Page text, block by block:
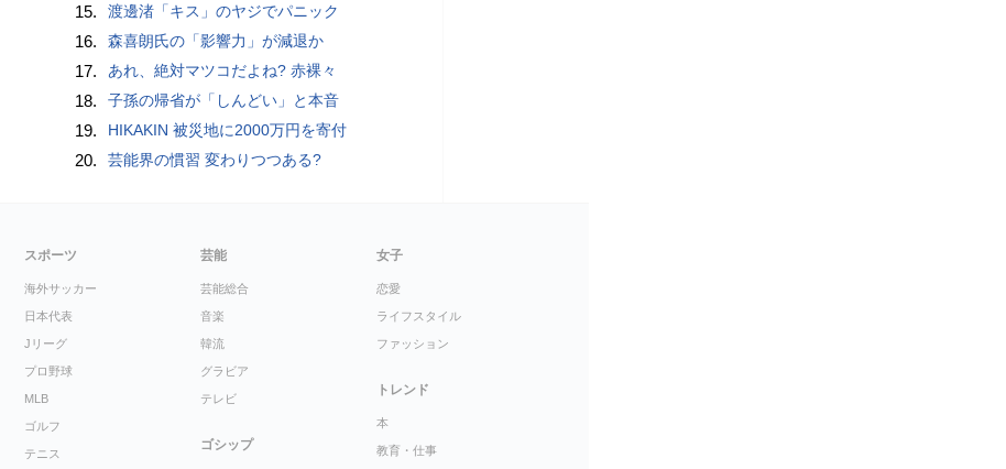
15. 渡邊渚「キス」のヤジでパニック
16. 森喜朗氏の「影響力」が減退か
17. あれ、絶対マツコだよね? 赤裸々
18. 子孫の帰省が「しんどい」と本音
19. HIKAKIN 被災地に2000万円を寄付
20. 芸能界の慣習 変わりつつある?
スポーツ
海外サッカー
日本代表
Jリーグ
プロ野球
MLB
ゴルフ
テニス
芸能
芸能総合
音楽
韓流
グラビア
テレビ
ゴシップ
女子
恋愛
ライフスタイル
ファッション
トレンド
本
教育・仕事